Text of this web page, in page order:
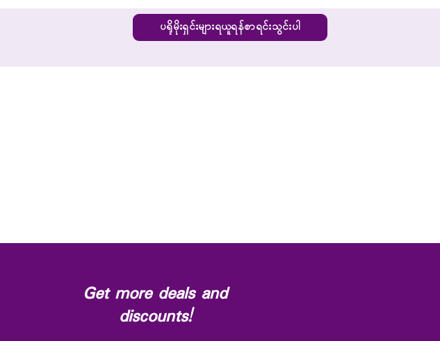
ပရိုမိုးရှင်းများရယူရန်စာရင်းသွင်းပါ
Get more deals and
discounts!